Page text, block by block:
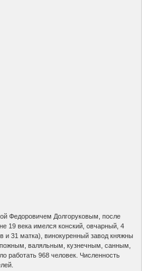
Федоровичем Долгоруковым, после
19 века имелся конский, овчарный, 4
и 31 матка), винокуренный завод княжны
валяльным, кузнечным, санным,
работать 968 человек. Численность